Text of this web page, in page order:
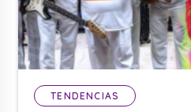
TENDENCIAS